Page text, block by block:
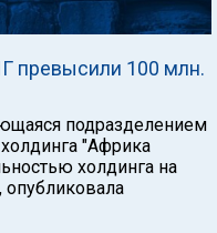
превысили 100 млн.
подразделением
"Африка
холдинга на